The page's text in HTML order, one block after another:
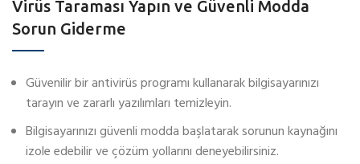
Virüs Taraması Yapın ve Güvenli Modda
Sorun Giderme
Güvenilir bir antivirüs programı kullanarak bilgisayarınızı
tarayın ve zararlı yazılımları temizleyin.
Bilgisayarınızı güvenli modda başlatarak sorunun kaynağını
izole edebilir ve çözüm yollarını deneyebilirsiniz.